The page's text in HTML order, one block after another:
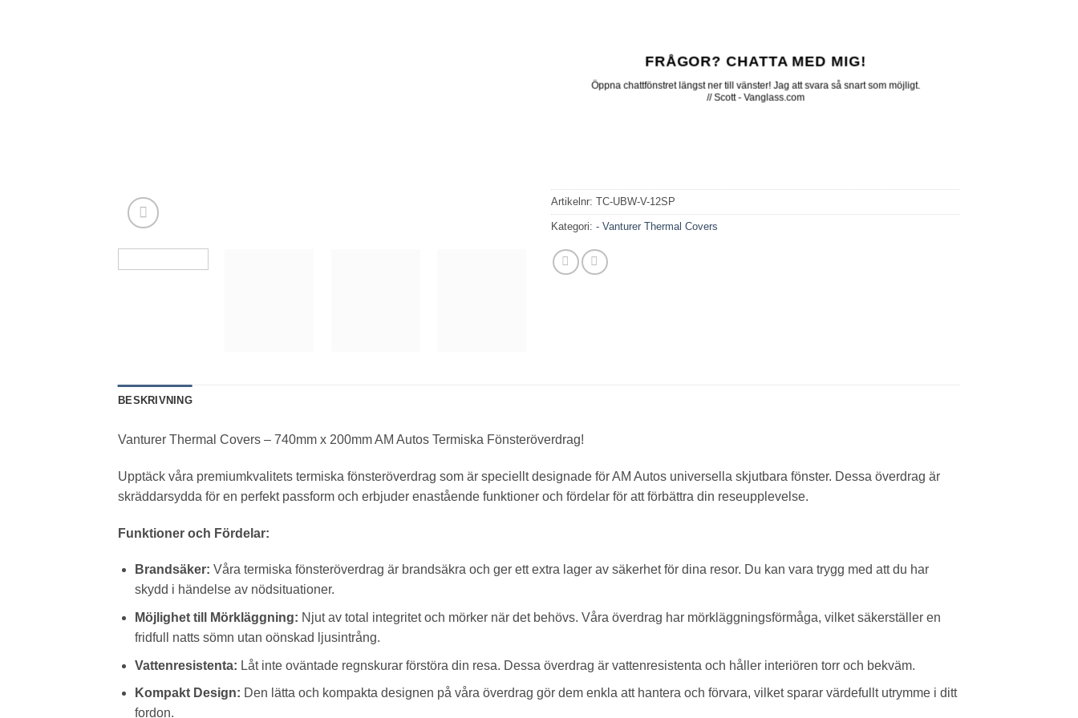
FRÅGOR? CHATTA MED MIG!
Öppna chattfönstret längst ner till vänster! Jag att svara så snart som möjligt.
// Scott - Vanglass.com
Artikelnr: TC-UBW-V-12SP
Kategori: - Vanturer Thermal Covers
BESKRIVNING
Vanturer Thermal Covers – 740mm x 200mm AM Autos Termiska Fönsteröverdrag!
Upptäck våra premiumkvalitets termiska fönsteröverdrag som är speciellt designade för AM Autos universella skjutbara fönster. Dessa överdrag är
skräddarsydda för en perfekt passform och erbjuder enastående funktioner och fördelar för att förbättra din reseupplevelse.
Funktioner och Fördelar:
Brandsäker: Våra termiska fönsteröverdrag är brandsäkra och ger ett extra lager av säkerhet för dina resor. Du kan vara trygg med att du har
skydd i händelse av nödsituationer.
Möjlighet till Mörkläggning: Njut av total integritet och mörker när det behövs. Våra överdrag har mörkläggningsförmåga, vilket säkerställer en
fridfull natts sömn utan oönskad ljusintrång.
Vattenresistenta: Låt inte oväntade regnskurar förstöra din resa. Dessa överdrag är vattenresistenta och håller interiören torr och bekväm.
Kompakt Design: Den lätta och kompakta designen på våra överdrag gör dem enkla att hantera och förvara, vilket sparar värdefullt utrymme i ditt
fordon.